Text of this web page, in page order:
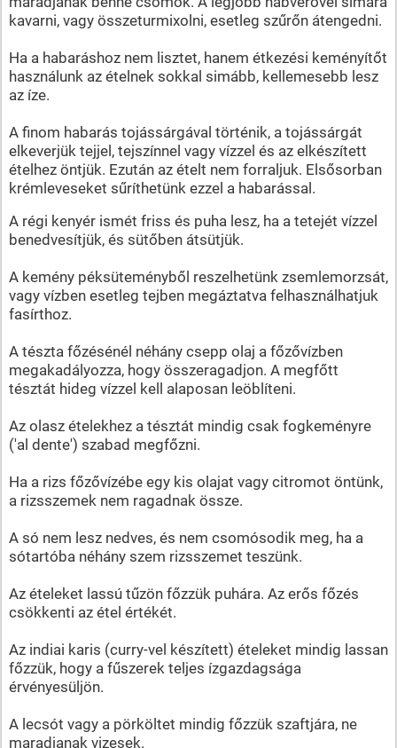
kavarni, vagy összeturmixolni, esetleg szűrőn átengedni.
Ha a habaráshoz nem lisztet, hanem étkezési keményítőt
használunk az ételnek sokkal simább, kellemesebb lesz
az íze.
A finom habarás tojássárgával történik, a tojássárgát
elkeverjük tejjel, tejszínnel vagy vízzel és az elkészített
ételhez öntjük. Ezután az ételt nem forraljuk. Elsősorban
krémleveseket sűríthetünk ezzel a habarással.
A régi kenyér ismét friss és puha lesz, ha a tetejét vízzel
benedvesítjük, és sütőben átsütjük.
A kemény péksüteményből reszelhetünk zsemlemorzsát,
vagy vízben esetleg tejben megáztatva felhasználhatjuk
fasírthoz.
A tészta főzésénél néhány csepp olaj a főzővízben
megakadályozza, hogy összeragadjon. A megfőtt
tésztát hideg vízzel kell alaposan leöblíteni.
Az olasz ételekhez a tésztát mindig csak fogkeményre
('al dente') szabad megfőzni.
Ha a rizs főzővízébe egy kis olajat vagy citromot öntünk,
a rizsszemek nem ragadnak össze.
A só nem lesz nedves, és nem csomósodik meg, ha a
sótartóba néhány szem rizsszemet teszünk.
Az ételeket lassú tűzön főzzük puhára. Az erős főzés
csökkenti az étel értékét.
Az indiai karis (curry-vel készített) ételeket mindig lassan
főzzük, hogy a fűszerek teljes ízgazdagsága
érvényesüljön.
A lecsót vagy a pörköltet mindig főzzük szaftjára, ne
maradjanak vizesek.